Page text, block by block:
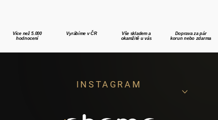
Více než 5.000
hodnocení
Vyrábíme v ČR
Vše skladem a
okamžitě u vás
Doprava za pár
korun nebo zdarma
INSTAGRAM